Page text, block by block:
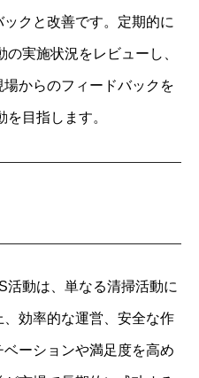
クと改善です。定期的に
実施状況をレビューし、
からのフィードバックを
目指します。
活動は、単なる清掃活動に
効率的な運営、安全な作
ーションや満足度を高め